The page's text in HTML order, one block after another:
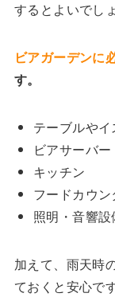
するとよいでしょ
ビアガーデンに
す。
テーブルやイ
ビアサーバー
キッチン
フードカウン
照明・音響設
加えて、雨天時
ておくと安心です